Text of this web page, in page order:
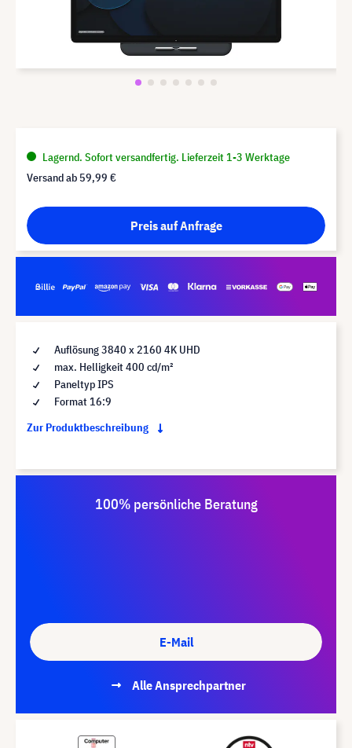
Lagernd. Sofort versandfertig. Lieferzeit 1-3 Werktage
Versand ab 59,99 €
Preis auf Anfrage
Auflösung 3840 x 2160 4K UHD
max. Helligkeit 400 cd/m²
Paneltyp IPS
Format 16:9
Zur Produktbeschreibung
100% persönliche Beratung
E-Mail
Alle Ansprechpartner